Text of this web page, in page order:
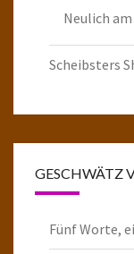
Neulich
Scheibsters
GESCHWÄTZ
Fünf Worte,